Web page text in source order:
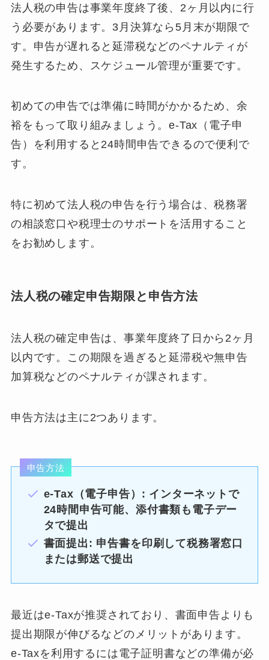
法人税の申告は事業年度終了後、2ヶ月以内に行
う必要があります。3月決算なら5月末が期限で
す。申告が遅れると延滞税などのペナルティが
発生するため、スケジュール管理が重要です。
初めての申告では準備に時間がかかるため、余
裕をもって取り組みましょう。e-Tax（電子申
告）を利用すると24時間申告できるので便利で
す。
特に初めて法人税の申告を行う場合は、税務署
の相談窓口や税理士のサポートを活用すること
をお勧めします。
法人税の確定申告期限と申告方法
法人税の確定申告は、事業年度終了日から2ヶ月
以内です。この期限を過ぎると延滞税や無申告
加算税などのペナルティが課されます。
申告方法は主に2つあります。
申告方法
e-Tax（電子申告）: インターネットで
24時間申告可能、添付書類も電子デー
タで提出
書面提出: 申告書を印刷して税務署窓口
または郵送で提出
最近はe-Taxが推奨されており、書面申告よりも
提出期限が伸びるなどのメリットがあります。
e-Taxを利用するには電子証明書などの準備が必